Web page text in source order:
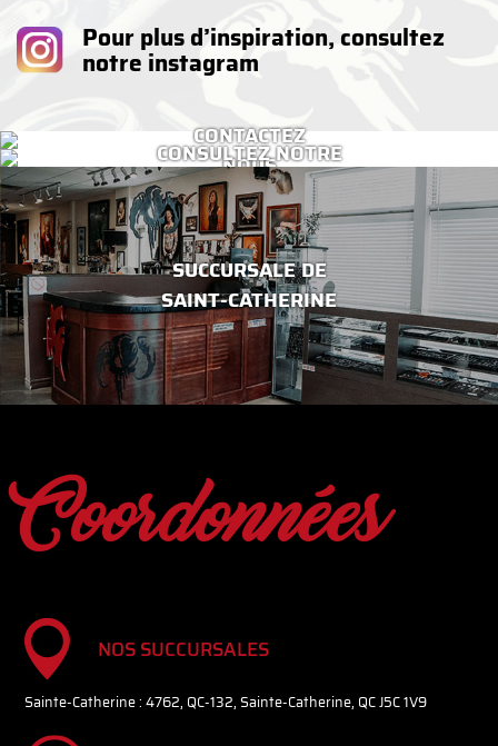
Pour plus d’inspiration, consultez
notre instagram
CONTACTEZ
NOUS
CONSULTEZ NOTRE
FOIRE AUX QUESTIONS
SUCCURSALE DE
SAINT-CATHERINE
Coordonnées
NOS SUCCURSALES
Sainte-Catherine : 4762, QC-132, Sainte-Catherine, QC J5C 1V9